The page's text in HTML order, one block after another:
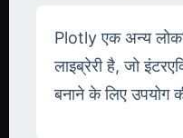
Plotly एक अन्य
लाइब्रेरी है, जो
बनाने के लिए उपयोग